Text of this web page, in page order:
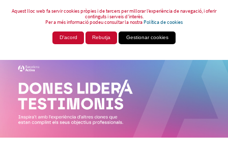
Aquest lloc web fa servir cookies pròpies i de tercers per millorar l’experiència de navegació, i oferir
continguts i serveis d’interès.
Per a més informació podeu consultar la nostraPolítica de cookies
D'acord Rebutja Gestionar cookies